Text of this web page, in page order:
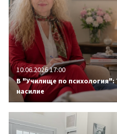
10.06.2026 17:00
В "Училище по
насилие